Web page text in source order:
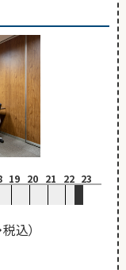
19 20 21 22 23
込）